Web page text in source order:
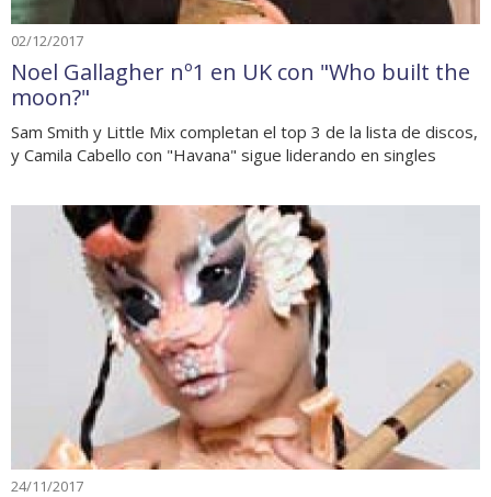
02/12/2017
Noel Gallagher nº1 en UK con "Who built the
moon?"
Sam Smith y Little Mix completan el top 3 de la lista de discos,
y Camila Cabello con "Havana" sigue liderando en singles
24/11/2017